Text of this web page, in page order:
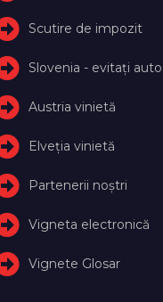
Scutire de impozit
Slovenia - evitați
Austria vinietă
Elveţia vinietă
Partenerii noștri
Vigneta electronică
Vignete Glosar